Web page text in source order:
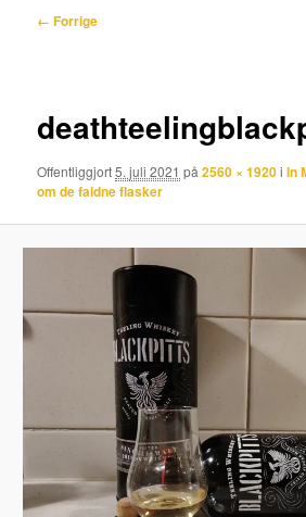
Billednavigation
← Forrige
Offentliggjort5. juli 2021 på2560 × 1920iIn
om de faldne flasker